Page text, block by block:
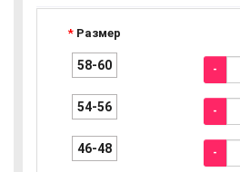
Размер
58-60 -
54-56 -
46-48 -